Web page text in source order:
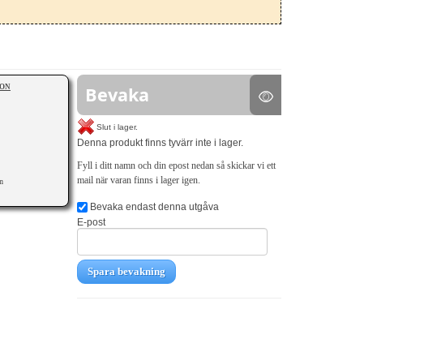
Bevaka
Slut i lager.
Denna produkt finns tyvärr inte i lager.
Fyll i ditt namn och din epost nedan så skickar vi ett
mail när varan finns i lager igen.
Bevaka endast denna utgåva
E-post
Spara bevakning